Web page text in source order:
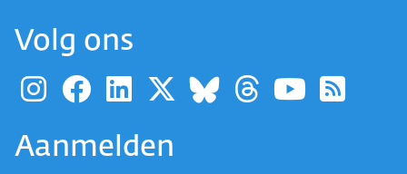
Volg ons
Ga naar de pagina van
Ga naar de pagina
Ga naar de
Ga naar de
Ga naar de
Ga naar
Ga
Aanmelden